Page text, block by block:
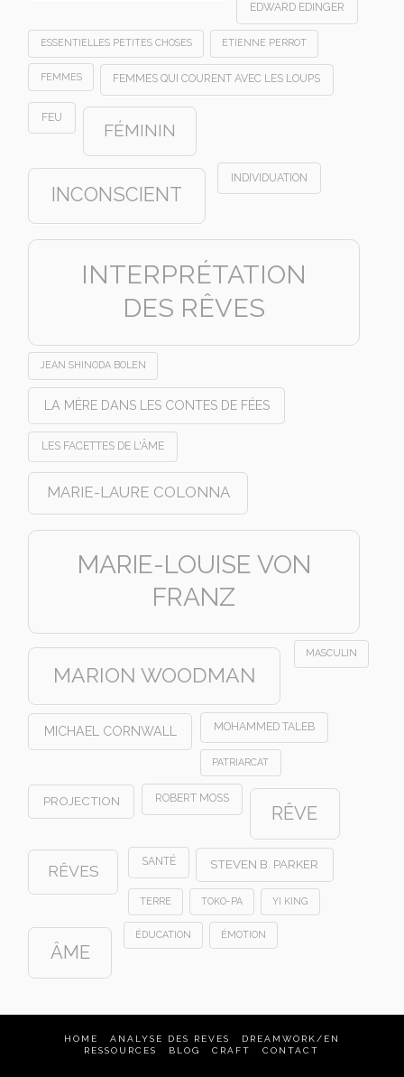
EDWARD EDINGER
ESSENTIELLES PETITES CHOSES ETIENNE PERROT
FEMMES FEMMES QUI COURENT AVEC LES LOUPS
FEU
FÉMININ
INCONSCIENT
INDIVIDUATION
INTERPRÉTATION
DES RÊVES
JEAN SHINODA BOLEN
LA MÈRE DANS LES CONTES DE FÉES
LES FACETTES DE L'ÂME
MARIE-LAURE COLONNA
MARIE-LOUISE VON
FRANZ
MARION WOODMAN
MASCULIN
MICHAEL CORNWALL MOHAMMED TALEB
PATRIARCAT
PROJECTION ROBERT MOSS
RÊVE
RÊVES
SANTÉ STEVEN B. PARKER
TERRE TOKO-PA YI KING
ÂME
ÉDUCATION ÉMOTION
HOME ANALYSE DES REVES
DREAMWORK/EN
RESSOURCES
BLOG CRAFT CONTACT